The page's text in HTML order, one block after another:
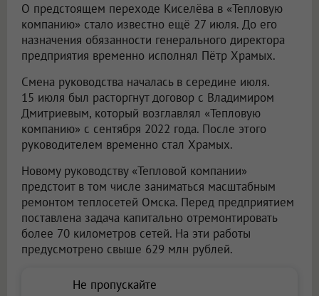
О предстоящем переходе Киселёва в «Тепловую
компанию» стало известно ещё 27 июля. До его
назначения обязанности генерального директора
предприятия временно исполнял Пётр Храмых.
Смена руководства началась в середине июля.
15 июля был расторгнут договор с Владимиром
Дмитриевым, который возглавлял «Тепловую
компанию» с сентября 2022 года. После этого
руководителем временно стал Храмых.
Новому руководству «Тепловой компании»
предстоит в том числе заниматься масштабным
ремонтом теплосетей Омска. Перед предприятием
поставлена задача капитально отремонтировать
более 70 километров сетей. На эти работы
предусмотрено свыше 629 млн рублей.
Не пропускайте